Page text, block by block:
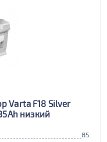
Varta F18 Silver
низкий
85